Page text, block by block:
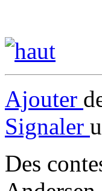
Ajouter
Signaler
Des